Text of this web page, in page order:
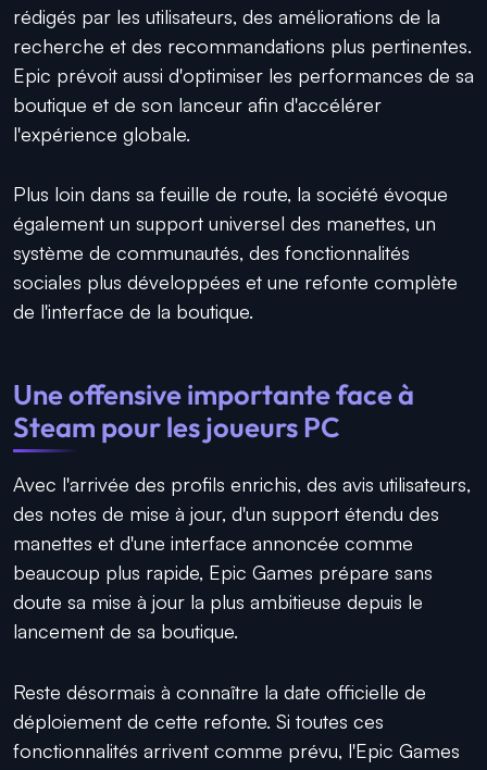
rédigés par les utilisateurs, des améliorations de la
recherche et des recommandations plus pertinentes.
Epic prévoit aussi d'optimiser les performances de sa
boutique et de son lanceur afin d'accélérer
l'expérience globale.
Plus loin dans sa feuille de route, la société évoque
également un support universel des manettes, un
système de communautés, des fonctionnalités
sociales plus développées et une refonte complète
de l'interface de la boutique.
Une offensive importante face à
Steam pour les joueurs PC
Avec l'arrivée des profils enrichis, des avis utilisateurs,
des notes de mise à jour, d'un support étendu des
manettes et d'une interface annoncée comme
beaucoup plus rapide, Epic Games prépare sans
doute sa mise à jour la plus ambitieuse depuis le
lancement de sa boutique.
Reste désormais à connaître la date officielle de
déploiement de cette refonte. Si toutes ces
fonctionnalités arrivent comme prévu, l'Epic Games